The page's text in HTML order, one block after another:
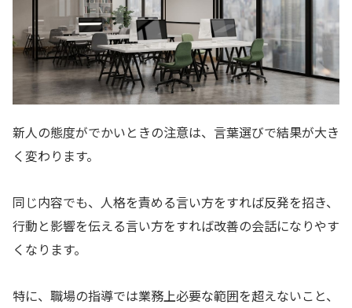
新人の態度がでかいときの注意は、言葉選びで結果が大き
く変わります。
同じ内容でも、人格を責める言い方をすれば反発を招き、
行動と影響を伝える言い方をすれば改善の会話になりやす
くなります。
特に、職場の指導では業務上必要な範囲を超えないこと、